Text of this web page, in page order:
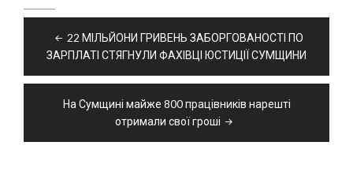
записів22 МІЛЬЙОНИ ГРИВЕНЬ ЗАБОРГОВАНОСТІ ПО
ЗАРПЛАТІ СТЯГНУЛИ ФАХІВЦІ ЮСТИЦІЇ СУМЩИНИ
На Сумщині майже 800 працівників нарешті
отримали свої гроші